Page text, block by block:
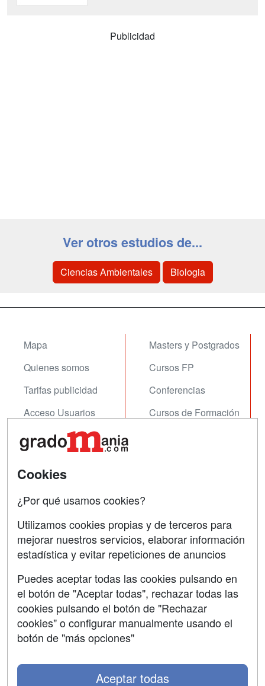
Publicidad
Ver otros estudios de...
Ciencias Ambientales Biologia
Mapa
Quienes somos
Tarifas publicidad
Acceso Usuarios
Acceso Centros
Masters y Postgrados
Cursos FP
Conferencias
Cursos de Formación
Contactar
Copyleft
Grupo formazion:
Cookies
¿Por qué usamos cookies?
Utilizamos cookies propias y de terceros para
mejorar nuestros servicios, elaborar información
estadística y evitar repeticiones de anuncios
Puedes aceptar todas las cookies pulsando en
el botón de "Aceptar todas", rechazar todas las
cookies pulsando el botón de "Rechazar
cookies" o configurar manualmente usando el
botón de "más opciones"
Aceptar todas